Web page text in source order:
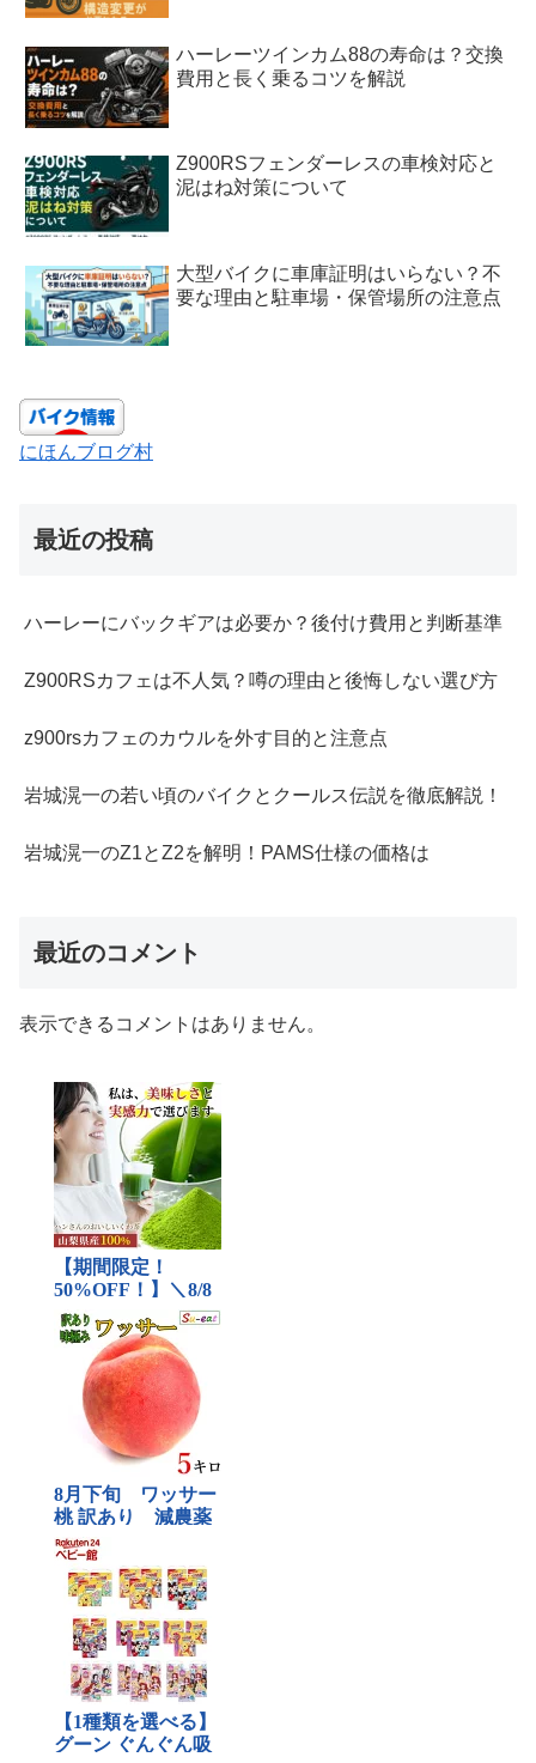
ハーレーツインカム88の寿命は？交換
費用と長く乗るコツを解説
Z900RSフェンダーレスの車検対応と
泥はね対策について
大型バイクに車庫証明はいらない？不
要な理由と駐車場・保管場所の注意点
にほんブログ村
最近の投稿
ハーレーにバックギアは必要か？後付け費用と判断基準
Z900RSカフェは不人気？噂の理由と後悔しない選び方
z900rsカフェのカウルを外す目的と注意点
岩城滉一の若い頃のバイクとクールス伝説を徹底解説！
岩城滉一のZ1とZ2を解明！PAMS仕様の価格は
最近のコメント
表示できるコメントはありません。